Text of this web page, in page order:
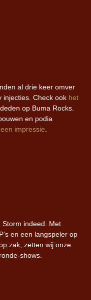
al drie keer omver
injecties. Check ook het
op Buma Rocks.
en podia
een impressie.
indeed. Met
en een langspeler op
zak, zetten wij onze
shows.